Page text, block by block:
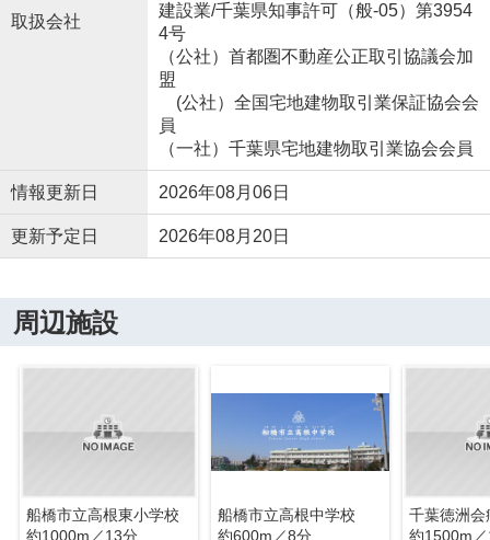
取扱会社
建設業/千葉県知事許可（般-05）第3954
4号
（公社）首都圏不動産公正取引協議会加
盟
(公社）全国宅地建物取引業保証協会会
員
（一社）千葉県宅地建物取引業協会会員
情報更新日 2026年08月06日
更新予定日 2026年08月20日
周辺施設
船橋市立高根東小学校
約1000m／13分
船橋市立高根中学校
約600m／8分
千葉徳洲会
約1500m